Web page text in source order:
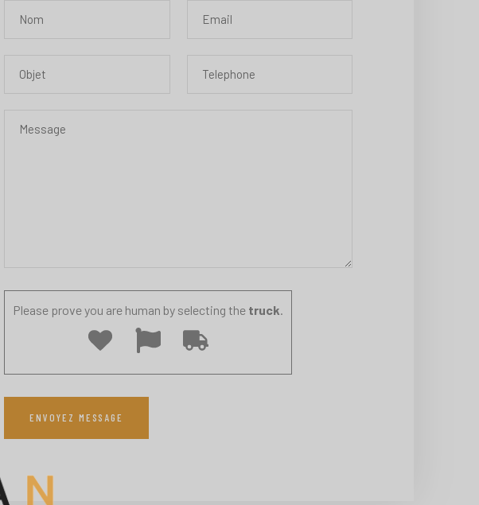
Please prove you are human by selecting the truck.